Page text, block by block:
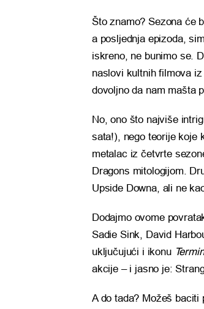
Što znamo? Sezona će
a posljednja epizoda,
iskreno, ne bunimo se.
naslovi kultnih filmova iz
dovoljno da nam mašta
No, ono što najviše
sata!), nego teorije koje
metalac iz četvrte
Dragons mitologijom.
Upside Downa, ali ne
Dodajmo ovome
Sadie Sink, David
uključujući i ikonu
akcije – i jasno je:
A do tada? Možeš baciti